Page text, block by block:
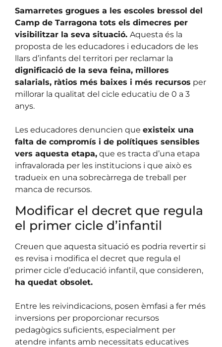
Samarretes grogues a les escoles bressol del
Camp de Tarragona tots els dimecres per
visibilitzar la seva situació. Aquesta és la
proposta de les educadores i educadors de les
llars d’infants del territori per reclamar la
dignificació de la seva feina, millores
salarials, ràtios més baixes i més recursos per
millorar la qualitat del cicle educatiu de 0 a 3
anys.
Les educadores denuncien que existeix una
falta de compromís i de polítiques sensibles
vers aquesta etapa, que es tracta d’una etapa
infravalorada per les institucions i que això es
tradueix en una sobrecàrrega de treball per
manca de recursos.
Modificar el decret que regula
el primer cicle d’infantil
Creuen que aquesta situació es podria revertir si
es revisa i modifica el decret que regula el
primer cicle d’educació infantil, que consideren,
ha quedat obsolet.
Entre les reivindicacions, posen èmfasi a fer més
inversions per proporcionar recursos
pedagògics suficients, especialment per
atendre infants amb necessitats educatives